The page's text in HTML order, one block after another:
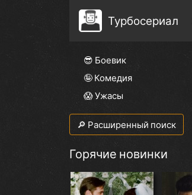
Турбосериал
😎 Боевик
🤪 Комедия
😱 Ужасы
🔎 Расширенный поиск
Горячие новинки